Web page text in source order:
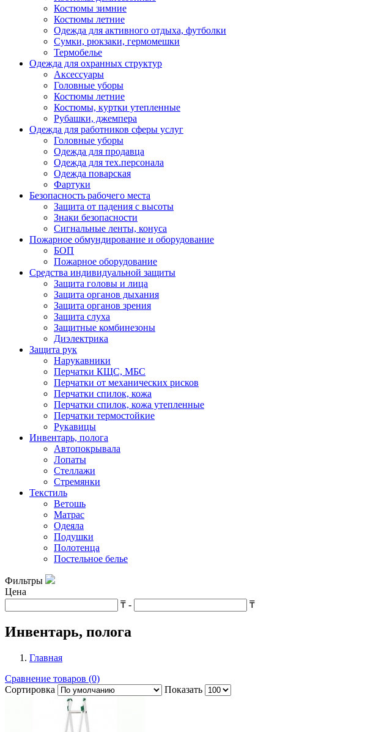
Костюмы зимние
Костюмы летние
Одежда для активного отдыха, футболки
Сумки, рюкзаки, гермомешки
Термобелье
Одежда для охранных структур
Аксессуары
Головные уборы
Костюмы летние
Костюмы, куртки утепленные
Рубашки, джемпера
Одежда для работников сферы услуг
Головные уборы
Одежда для продавца
Одежда для тех.персонала
Одежда поварская
Фартуки
Безопасность рабочего места
Защита от падения с высоты
Знаки безопасности
Сигнальные ленты, конуса
Пожарное обмундирование и оборудование
БОП
Пожарное оборудование
Средства индивидуальной защиты
Защита головы и лица
Защита органов дыхания
Защита органов зрения
Защита слуха
Защитные комбинезоны
Диэлектрика
Защита рук
Нарукавники
Перчатки КЩС, МБС
Перчатки от механических рисков
Перчатки спилок, кожа
Перчатки спилок, кожа утепленные
Перчатки термостойкие
Рукавицы
Инвентарь, полога
Автопокрывала
Лопаты
Стеллажи
Стремянки
Текстиль
Ветошь
Матрас
Одеяла
Подушки
Полотенца
Постельное белье
Фильтры
Цена
₸ - ₸
Инвентарь, полога
Главная
Сравнение товаров (0)
Сортировка
Показать